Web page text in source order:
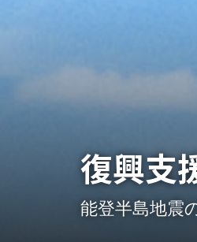
復興支
能登半島地震